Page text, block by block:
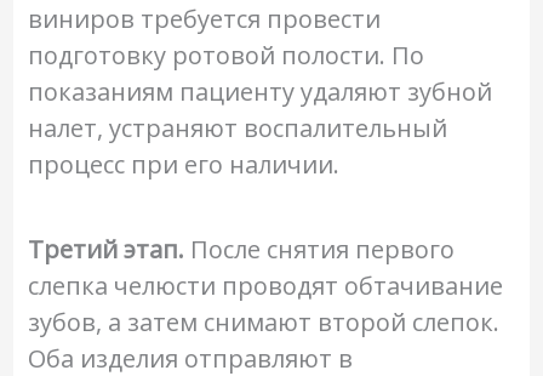
виниров требуется провести
подготовку ротовой полости. По
показаниям пациенту удаляют зубной
налет, устраняют воспалительный
процесс при его наличии.
Третий этап. После снятия первого
слепка челюсти проводят обтачивание
зубов, а затем снимают второй слепок.
Оба изделия отправляют в